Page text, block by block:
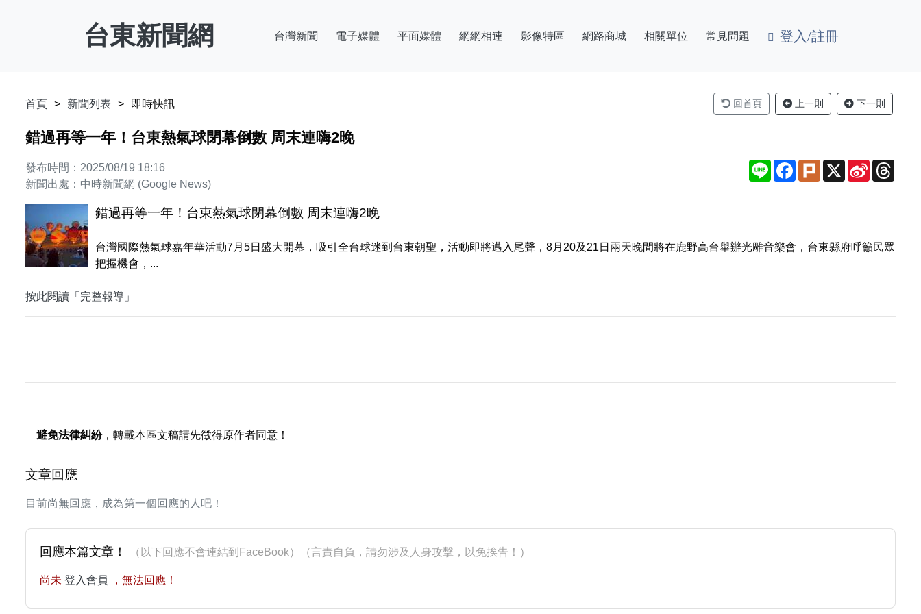
台東新聞網 台灣新聞 電子媒體 平面媒體 網網相連 影像特區 網路商城 相關單位 常見問題 登入/註冊
首頁 新聞列表 即時快訊 回首頁 上一則 下一則
錯過再等一年！台東熱氣球閉幕倒數 周末連嗨2晚
發布時間：2025/08/19 18:16
新聞出處：中時新聞網 (Google News)
Line Facebook
Plurk X
Sina
Weibo
錯過再等一年！台東熱氣球閉幕倒數 周末連嗨2晚
台灣國際熱氣球嘉年華活動7月5日盛大開幕，吸引全台球迷到台東朝聖，活動即將邁入尾聲，8月20及21日兩天晚間將在鹿野高台舉辦光雕音樂會，台東縣府呼籲民眾
把握機會，...
按此閱讀「完整報導」
避免法律糾紛，轉載本區文稿請先徵得原作者同意！
文章回應
目前尚無回應，成為第一個回應的人吧！
回應本篇文章！ （以下回應不會連結到FaceBook）（言責自負，請勿涉及人身攻擊，以免挨告！）
尚未 登入會員 ，無法回應！